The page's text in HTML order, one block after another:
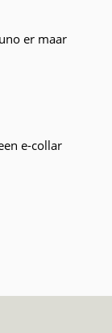
er maar
e-collar